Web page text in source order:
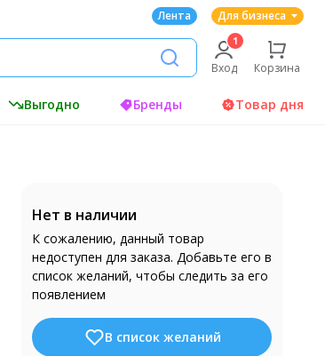
Лента Для бизнеса
Вход Корзина
Выгодно Бренды Товар дня
Нет в наличии
К сожалению, данный товар
недоступен для заказа. Добавьте его в
список желаний, чтобы следить за его
появлением
В список желаний